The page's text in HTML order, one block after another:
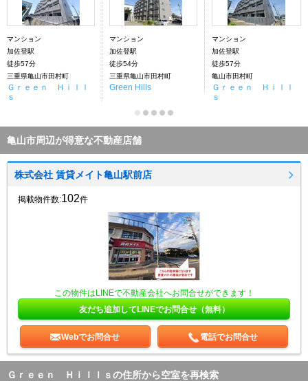
マンション
加佐登駅
徒歩57分
三重県亀山市田村町
Ｇｒｅｅｎ Ｈｉｌｌ
ｓ
マンション
加佐登駅
徒歩54分
三重県亀山市田村町
Green Hills
マンション
加佐登駅
徒歩57分
亀山市田村町
Ｇｒｅｅｎ Ｈｉｌｌ
ｓ
亀山市周辺が得意な不動産店舗
株式会社 賃貸メイト亀山駅前店
掲載物件数:102件
この物件はLINEで不動産会社へお問合せができます！
友だち追加してLINEでお問合せ（無料）
Webでお問合せ 電話でお問合せ
Ｇｒｅｅｎ Ｈｉｌｌｓの住所から空室を再検索